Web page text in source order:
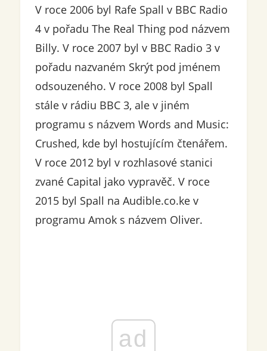
V roce 2006 byl Rafe Spall v BBC Radio
4 v pořadu The Real Thing pod názvem
Billy. V roce 2007 byl v BBC Radio 3 v
pořadu nazvaném Skrýt pod jménem
odsouzeného. V roce 2008 byl Spall
stále v rádiu BBC 3, ale v jiném
programu s názvem Words and Music:
Crushed, kde byl hostujícím čtenářem.
V roce 2012 byl v rozhlasové stanici
zvané Capital jako vypravěč. V roce
2015 byl Spall na Audible.co.ke v
programu Amok s názvem Oliver.
ad